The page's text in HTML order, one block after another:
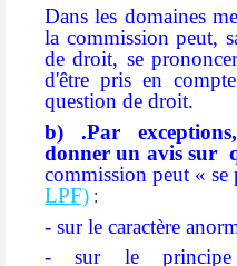
Dans les domaines
la commission peut,
de droit, se
d'être pris en
question de droit.
b) .Par
donner un avis sur
commission peut «
LPF) :
- sur le caractère
- sur le